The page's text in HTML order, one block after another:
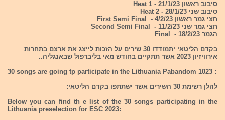
סיבוב ראשון 21/1/23 - Heat 1
סיבוב שני 28/1/23 - Heat 2
חצי גמר ראשון 4/2/23 - First Semi Final
חצי גמר שני 11/2/23 - Second Semi Final
הגמר 18/2/23 - Final
בקדם הליטאי יתמודדו 30 שירים על הזכות לייצג את ארצם בתחרות
אירוויזיון 2023 אשר תתקיים בחודש מאי בליברפול שבאנגליה..
30 songs are going tp participate in the Lithuania Pabandom 1023 :
להלן רשימת 30 השירים אשר ישתתפו בקדם הליטאי:
Below you can find th e list of the 30 songs participating in the
Lithuania preselection for ESC 2023: